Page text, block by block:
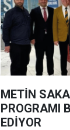
METİN
PROGRAMI
EDİYOR